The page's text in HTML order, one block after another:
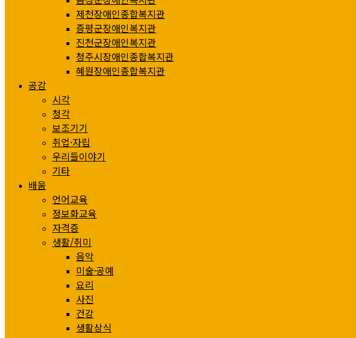
제천장애인종합복지관
증평군장애인복지관
진천군장애인복지관
청주시장애인종합복지관
혜원장애인종합복지관
공감
시각
청각
보조기기
취업·자립
우리들이야기
기타
배움
언어교육
정보화교육
자격증
생활/취미
음악
미술·공예
요리
사진
건강
생활상식